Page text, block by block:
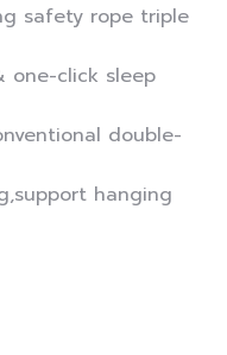
safety rope triple
one-click sleep
double-
hanging